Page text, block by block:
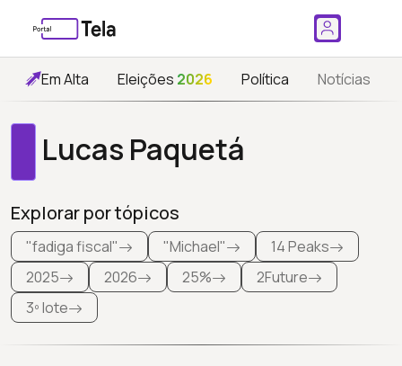
Em Alta Eleições 2026 Política Notícias
Lucas Paquetá
Explorar por tópicos
"fadiga fiscal" "Michael"
14 Peaks
2025
2026 25%
2Future
3º lote